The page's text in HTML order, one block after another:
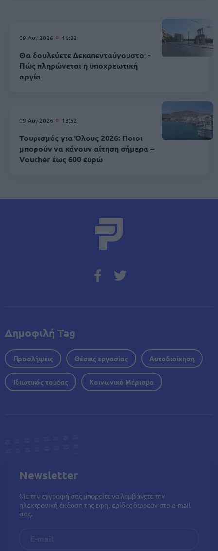
09 Αυγ 2026 16:22
Θα δουλεύετε Δεκαπενταύγουστο; -
Πώς πληρώνεται η υποχρεωτική
αργία
09 Αυγ 2026 13:52
Τουρισμός για Όλους 2026: Ποιοι
μπορούν να κάνουν αίτηση σήμερα –
Voucher έως 600 ευρώ
Δημοφιλή Tag
Προσλήψεις Θέσεις εργασίας Αυτοδιοίκηση
Ιδιωτικός τομέας Κοινωνικό Μέρισμα
Newsletter
Με την εγγραφή σας μπορείτε να λαμβάνετε την
ηλεκτρονική έκδοση της εφημερίδας δωρεάν στο e-mail
σας.